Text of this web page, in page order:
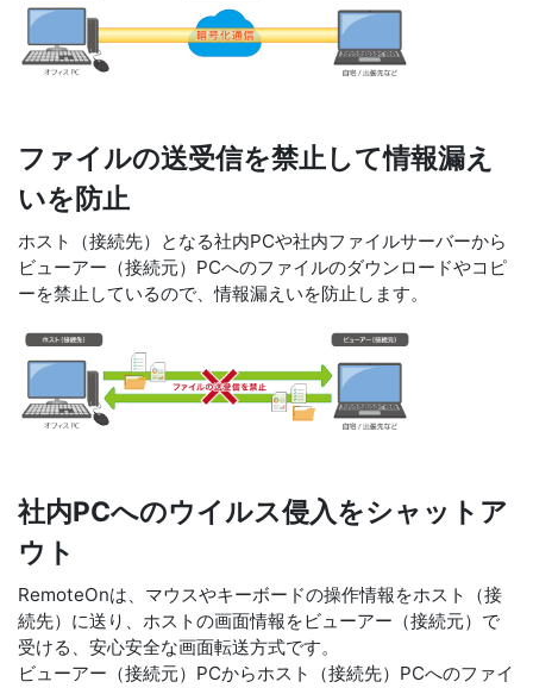
ファイルの送受信を禁止して情報漏え
いを防止
ホスト（接続先）となる社内PCや社内ファイルサーバーから
ビューアー（接続元）PCへのファイルのダウンロードやコピ
ーを禁止しているので、情報漏えいを防止します。
社内PCへのウイルス侵入をシャットア
ウト
RemoteOnは、マウスやキーボードの操作情報をホスト（接
続先）に送り、ホストの画面情報をビューアー（接続元）で
受ける、安心安全な画面転送方式です。
ビューアー（接続元）PCからホスト（接続先）PCへのファイ